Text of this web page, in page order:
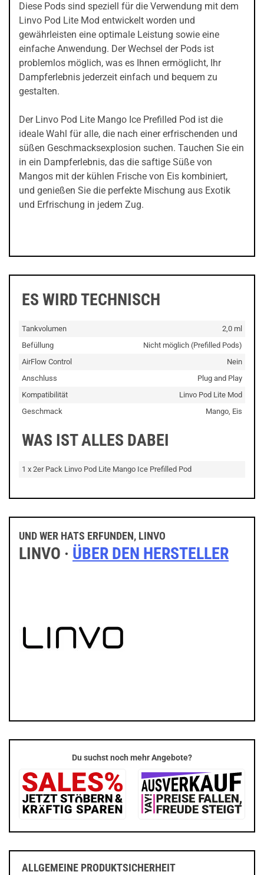
Diese Pods sind speziell für die Verwendung mit dem
Linvo Pod Lite Mod entwickelt worden und
gewährleisten eine optimale Leistung sowie eine
einfache Anwendung. Der Wechsel der Pods ist
problemlos möglich, was es Ihnen ermöglicht, Ihr
Dampferlebnis jederzeit einfach und bequem zu
gestalten.
Der Linvo Pod Lite Mango Ice Prefilled Pod ist die
ideale Wahl für alle, die nach einer erfrischenden und
süßen Geschmacksexplosion suchen. Tauchen Sie ein
in ein Dampferlebnis, das die saftige Süße von
Mangos mit der kühlen Frische von Eis kombiniert,
und genießen Sie die perfekte Mischung aus Exotik
und Erfrischung in jedem Zug.
ES WIRD TECHNISCH
Tankvolumen
2,0 ml
Befüllung
Nicht möglich (Prefilled Pods)
AirFlow Control
Nein
Anschluss
Plug and Play
Kompatibilität
Linvo Pod Lite Mod
Geschmack
Mango, Eis
WAS IST ALLES DABEI
1 x 2er Pack Linvo Pod Lite Mango Ice Prefilled Pod
UND WER HATS ERFUNDEN, LINVO
LINVO · ÜBER DEN HERSTELLER
Du suchst noch mehr Angebote?
ALLGEMEINE PRODUKTSICHERHEIT